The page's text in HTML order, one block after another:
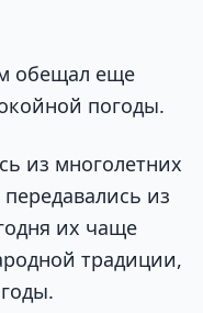
обещал еще
погоды.
из многолетних
из
их чаще
традиции,